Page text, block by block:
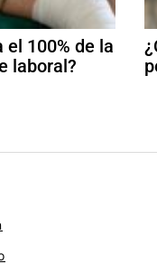
el 100% de la
laboral?